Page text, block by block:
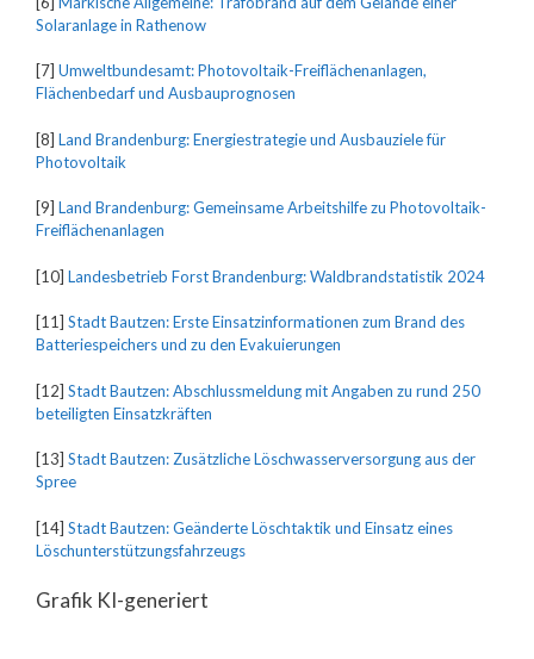
Solaranlage in Rathenow
[7] Umweltbundesamt: Photovoltaik-Freiflächenanlagen,
Flächenbedarf und Ausbauprognosen
[8] Land Brandenburg: Energiestrategie und Ausbauziele für
Photovoltaik
[9] Land Brandenburg: Gemeinsame Arbeitshilfe zu Photovoltaik-
Freiflächenanlagen
[10] Landesbetrieb Forst Brandenburg: Waldbrandstatistik 2024
[11] Stadt Bautzen: Erste Einsatzinformationen zum Brand des
Batteriespeichers und zu den Evakuierungen
[12] Stadt Bautzen: Abschlussmeldung mit Angaben zu rund 250
beteiligten Einsatzkräften
[13] Stadt Bautzen: Zusätzliche Löschwasserversorgung aus der
Spree
[14] Stadt Bautzen: Geänderte Löschtaktik und Einsatz eines
Löschunterstützungsfahrzeugs
Grafik KI-generiert